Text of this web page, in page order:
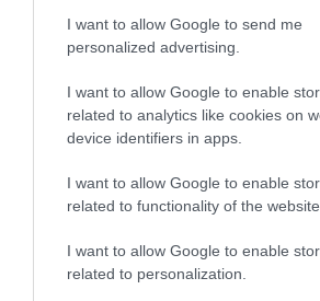
I want to allow Google to send me
personalized advertising.
I want to allow Google to enable
related to analytics like cookies on
device identifiers in apps.
I want to allow Google to enable
related to functionality of the
I want to allow Google to enable
related to personalization.
mondattal: 'Melyik
ez a cucc itt?'
mondtam, hogy
nélkül kivitte és a
mellé lerakta,
Akkor nem
mert szórakozni
után nemhogy